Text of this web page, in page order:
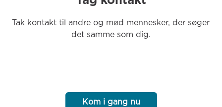
Tak kontakt til andre og mød mennesker, der søger
det samme som dig.
Kom i gang nu